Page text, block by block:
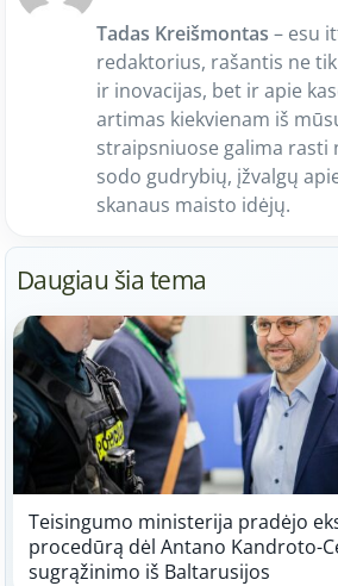
Tadas Kreišmontas – esu
redaktorius, rašantis ne
ir inovacijas, bet ir apie
artimas kiekvienam iš
straipsniuose galima rasti
sodo gudrybių, įžvalgų
skanaus maisto idėjų.
Daugiau šia tema
Teisingumo ministerija pradėjo
procedūrą dėl Antano Kandroto-
sugrąžinimo iš Baltarusijos